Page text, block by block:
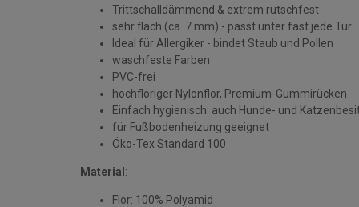
Trittschalldämmend & extrem rutschfest
sehr flach (ca. 7 mm) - passt unter fast jede Tür
Ideal für Allergiker - bindet Staub und Pollen
waschfeste Farben
PVC-frei
hochfloriger Nylonflor, Premium-Gummirücken
Einfach hygienisch: auch Hunde- und
für Fußbodenheizung geeignet
Öko-Tex Standard 100
Material :
Flor: 100% Polyamid